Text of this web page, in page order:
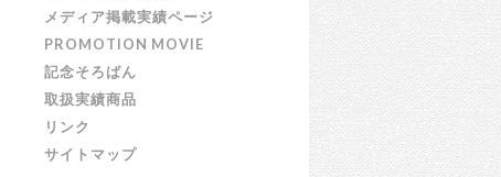
メディア掲載実績ページ
PROMOTION MOVIE
記念そろばん
取扱実績商品
リンク
サイトマップ